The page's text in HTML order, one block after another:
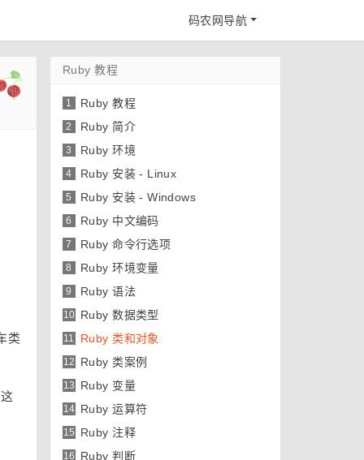
码农网导航
类
Ruby 教程
1 Ruby 教程
2 Ruby 简介
3 Ruby 环境
4 Ruby 安装 - Linux
5 Ruby 安装 - Windows
6 Ruby 中文编码
7 Ruby 命令行选项
8 Ruby 环境变量
9 Ruby 语法
10 Ruby 数据类型
11 Ruby 类和对象
12 Ruby 类案例
13 Ruby 变量
14 Ruby 运算符
15 Ruby 注释
16 Ruby 判断